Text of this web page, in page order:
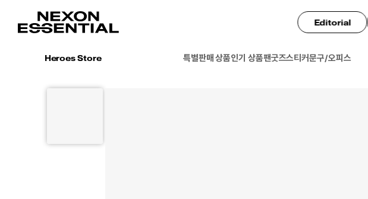
Editorial
Heroes Store 특별판매 상품인기 상품팬굿즈스티커문구/오피스